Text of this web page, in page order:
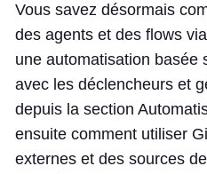
Vous savez désormais
des agents et des flows
une automatisation basée
avec les déclencheurs et
depuis la section
ensuite comment utiliser
externes et des sources